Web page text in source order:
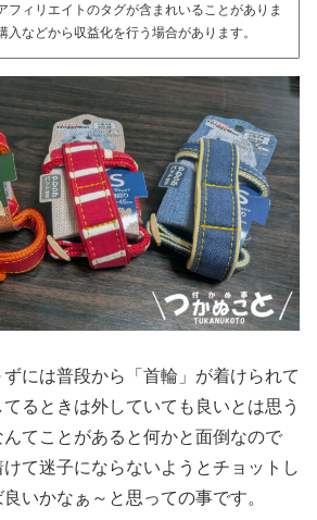
フィリエイトのタグが含まれいることがありま
入などから収益化を行う場合があります。
には普段から「首輪」が着けられて
るときは外していても良いとは思う
てことがあると何かと面倒なので
けて迷子にならないようとチョットし
いかなぁ～と思っての事です。